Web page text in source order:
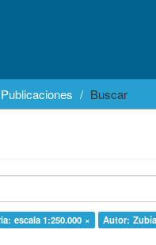
Publicaciones Buscar
escala 1:250.000 × Autor: